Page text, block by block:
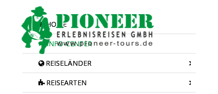
HOME
INFO-CENTER
REISELÄNDER
REISEARTEN